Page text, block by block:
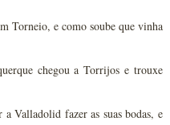
Torneio, e como soube que vinha
chegou a Torrijos e trouxe
Valladolid fazer as suas bodas, e